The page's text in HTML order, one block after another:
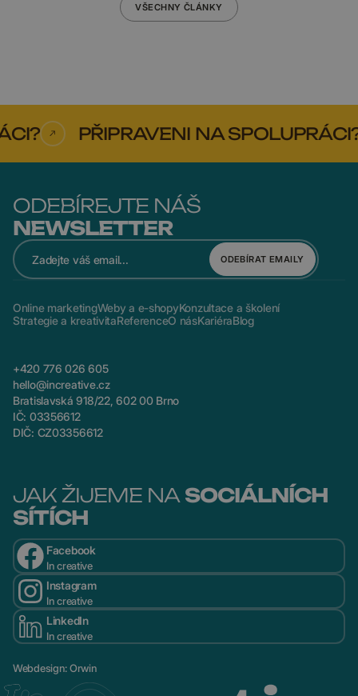
VŠECHNY ČLÁNKY
PŘIPRAVENI NA SPOLUPRÁCI?
ODEBÍREJTE NÁŠ
NEWSLETTER
ODEBÍRAT EMAILY
Online marketingWeby a e-shopyKonzultace a školení
Strategie a kreativitaReferenceO násKariéraBlog
+420 776 026 605
hello@increative.cz
Bratislavská 918/22, 602 00 Brno
IČ: 03356612
DIČ: CZ03356612
JAK ŽIJEME NA SOCIÁLNÍCH
SÍTÍCH
Facebook
In creative
Instagram
In creative
LinkedIn
In creative
Webdesign:Orwin